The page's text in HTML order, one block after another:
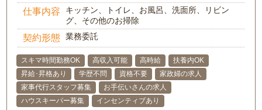
仕事内容
キッチン、トイレ、お風呂、洗面所、リビン
グ、その他のお掃除
契約形態 業務委託
スキマ時間勤務OK 高収入可能 高時給
扶養内OK
昇給･昇格あり
学歴不問 資格不要
家政婦の求人
家事代行スタッフ募集
お手伝いさんの求人
ハウスキーパー募集
インセンティブあり